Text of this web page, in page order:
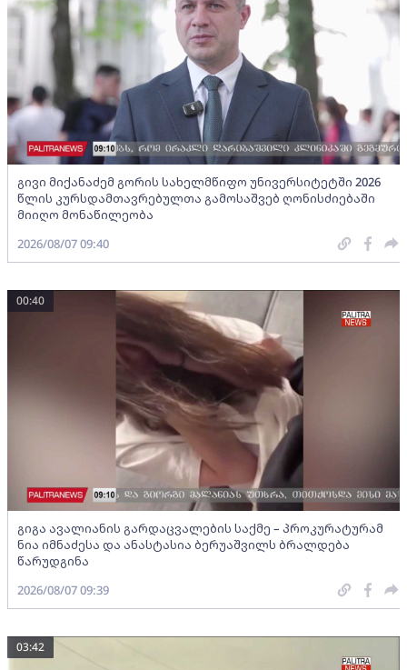
გივი მიქანაძემ გორის სახელმწიფო უნივერსიტეტში 2026
წლის კურსდამთავრებულთა გამოსაშვებ ღონისძიებაში
მიიღო მონაწილეობა
2026/08/07 09:40
გიგა ავალიანის გარდაცვალების საქმე – პროკურატურამ
ნია იმნაძესა და ანასტასია ბერუაშვილს ბრალდება
წარუდგინა
00:40
2026/08/07 09:39
03:42